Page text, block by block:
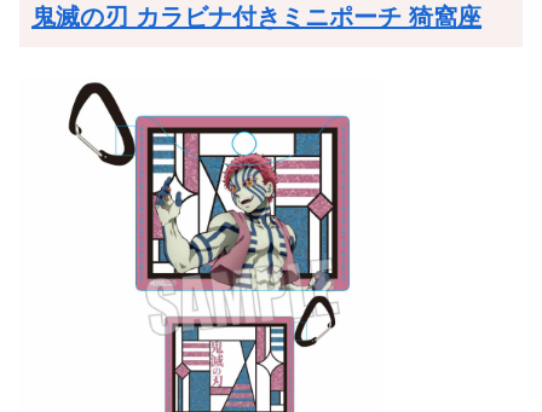
鬼滅の刃 カラビナ付きミニポーチ 猗窩座